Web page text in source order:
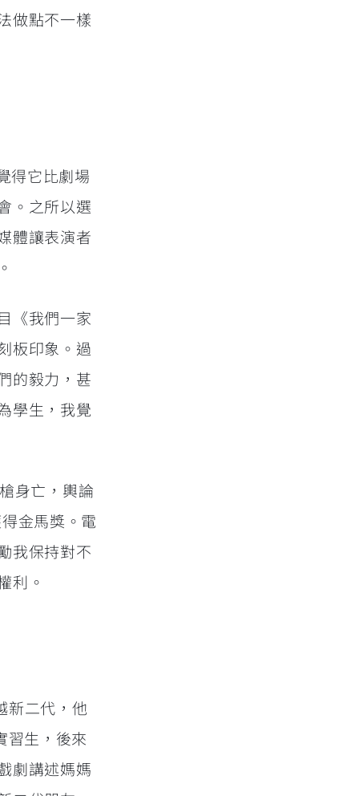
做點不一樣
得它比劇場
。之所以選
體讓表演者
《我們一家
板印象。過
的毅力，甚
學生，我覺
身亡，輿論
金馬獎。電
我保持對不
利。
新二代，他
習生，後來
劇講述媽媽